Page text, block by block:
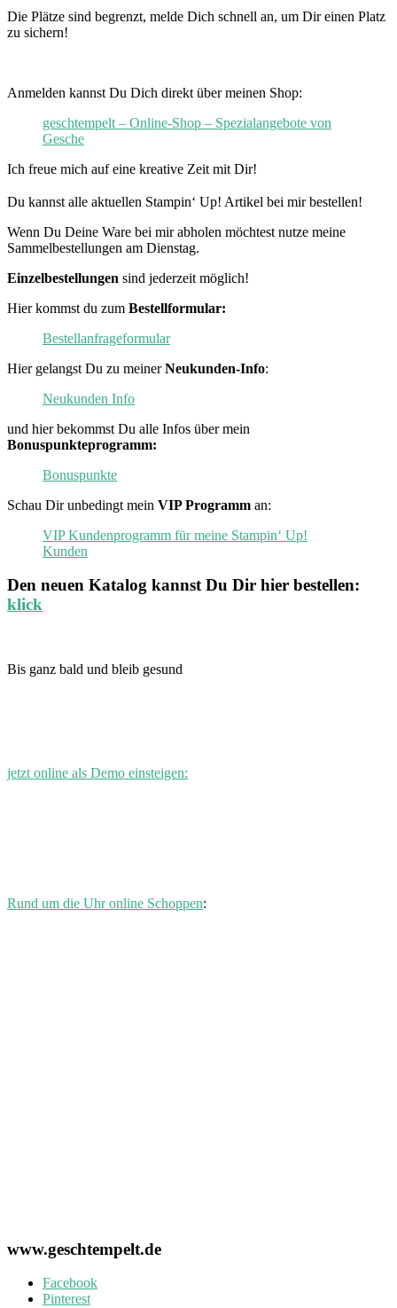
Die Plätze sind begrenzt, melde Dich schnell an, um Dir einen Platz
zu sichern!
Anmelden kannst Du Dich direkt über meinen Shop:
geschtempelt – Online-Shop – Spezialangebote von
Gesche
Ich freue mich auf eine kreative Zeit mit Dir!
Du kannst alle aktuellen Stampin‘ Up! Artikel bei mir bestellen!
Wenn Du Deine Ware bei mir abholen möchtest nutze meine
Sammelbestellungen am Dienstag.
Einzelbestellungen sind jederzeit möglich!
Hier kommst du zum Bestellformular:
Bestellanfrageformular
Hier gelangst Du zu meinerNeukunden-Info:
Neukunden Info
und hier bekommst Du alle Infos über mein
Bonuspunkteprogramm:
Bonuspunkte
Schau Dir unbedingt mein VIP Programm an:
VIP Kundenprogramm für meine Stampin‘ Up!
Kunden
Den neuen Katalog kannst Du Dir hier bestellen:
klick
Bis ganz bald und bleib gesund
jetzt online als Demo einsteigen:
Rund um die Uhr online Schoppen:
www.geschtempelt.de
Facebook
Pinterest